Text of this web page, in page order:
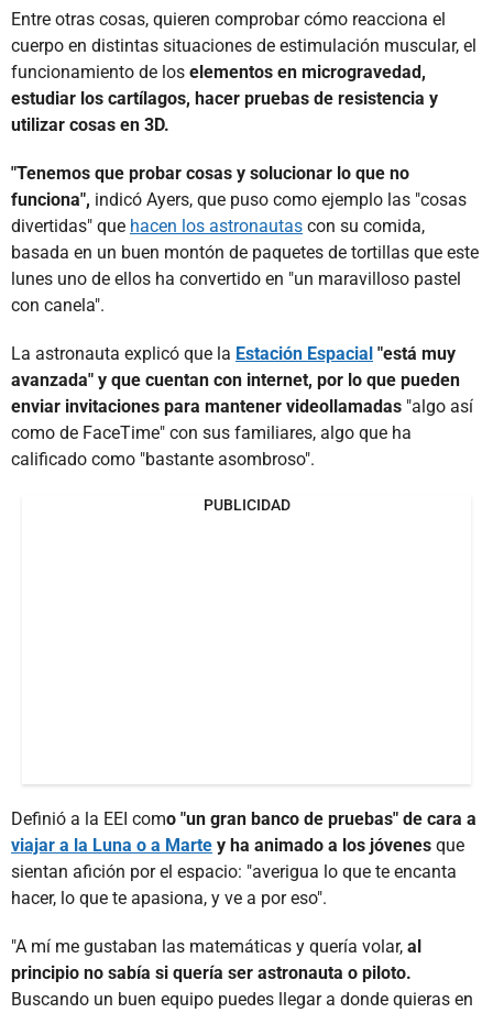
Entre otras cosas, quieren comprobar cómo reacciona el
cuerpo en distintas situaciones de estimulación muscular, el
funcionamiento de los elementos en microgravedad,
estudiar los cartílagos, hacer pruebas de resistencia y
utilizar cosas en 3D.
"Tenemos que probar cosas y solucionar lo que no
funciona", indicó Ayers, que puso como ejemplo las "cosas
divertidas" que hacen los astronautas con su comida,
basada en un buen montón de paquetes de tortillas que este
lunes uno de ellos ha convertido en "un maravilloso pastel
con canela".
La astronauta explicó que la Estación Espacial "está muy
avanzada" y que cuentan con internet, por lo que pueden
enviar invitaciones para mantener videollamadas "algo así
como de FaceTime" con sus familiares, algo que ha
calificado como "bastante asombroso".
PUBLICIDAD
Definió a la EEI como "un gran banco de pruebas" de cara a
viajar a la Luna o a Marte y ha animado a los jóvenes que
sientan afición por el espacio: "averigua lo que te encanta
hacer, lo que te apasiona, y ve a por eso".
"A mí me gustaban las matemáticas y quería volar, al
principio no sabía si quería ser astronauta o piloto.
Buscando un buen equipo puedes llegar a donde quieras en